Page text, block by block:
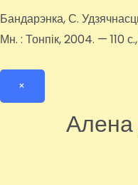
Бандарэнка, С.
Мн. : Тонпік, 2004. — 110
×
Алена